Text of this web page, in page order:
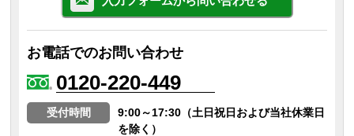
お電話でのお問い合わせ
0120-220-449
受付時間
9:00～17:30（土日祝日および当社休業日
を除く）